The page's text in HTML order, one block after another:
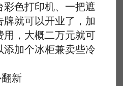
彩色打印机、一把遮
牌就可以开业了，加
用，大概二万元就可
添加个冰柜兼卖些冷
新